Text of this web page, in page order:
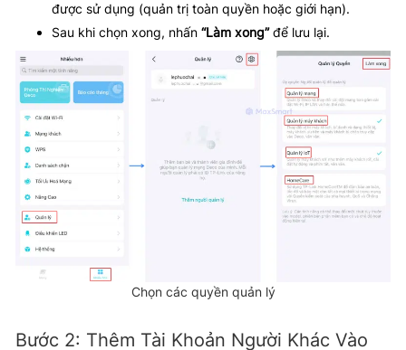
được sử dụng (quản trị toàn quyền hoặc giới hạn).
Sau khi chọn xong, nhấn “Làm xong”để lưu lại.
Chọn các quyền quản lý
Bước 2: Thêm Tài Khoản Người Khác Vào